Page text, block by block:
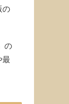
の
の
最